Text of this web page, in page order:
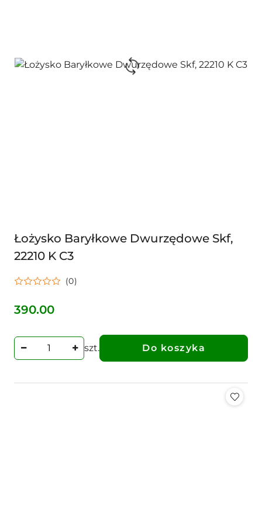
Łożysko Baryłkowe Dwurzędowe Skf,
22210 K C3
(0)
Cena:
390.00
szt. Do koszyka